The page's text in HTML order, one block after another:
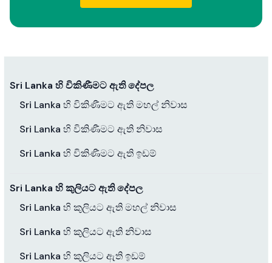
Sri Lanka හි විකිණීමට ඇති දේපල
Sri Lanka හි විකිණීමට ඇති මහල් නිවාස
Sri Lanka හි විකිණීමට ඇති නිවාස
Sri Lanka හි විකිණීමට ඇති ඉඩම්
Sri Lanka හි කුලියට ඇති දේපල
Sri Lanka හි කුලියට ඇති මහල් නිවාස
Sri Lanka හි කුලියට ඇති නිවාස
Sri Lanka හි කුලියට ඇති ඉඩම්